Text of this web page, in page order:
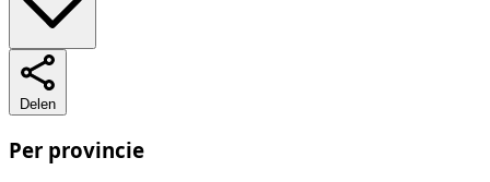
Delen
Per provincie